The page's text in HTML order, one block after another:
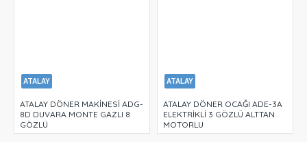
ATALAY
ATALAY DÖNER MAKİNESİ ADG-
8D DUVARA MONTE GAZLI 8
GÖZLÜ
ATALAY
ATALAY DÖNER OCAĞI ADE-3A
ELEKTRİKLİ 3 GÖZLÜ ALTTAN
MOTORLU